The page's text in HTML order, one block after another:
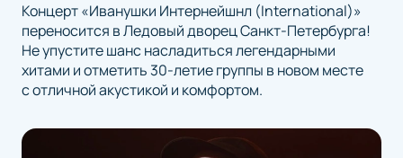
Концерт «Иванушки Интернейшнл (International)»
переносится в Ледовый дворец Санкт-Петербурга!
Не упустите шанс насладиться легендарными
хитами и отметить 30-летие группы в новом месте
с отличной акустикой и комфортом.